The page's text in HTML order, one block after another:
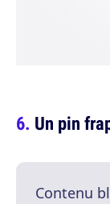
Un pin
Contenu